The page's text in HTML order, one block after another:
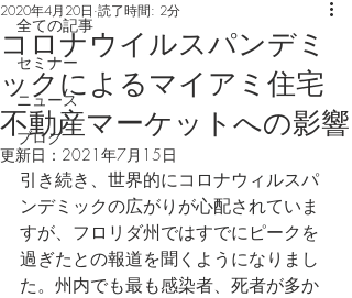
全ての記事
セミナー
ニュース
ブログ
コロナウイルスパンデミ
ックによるマイアミ住宅
不動産マーケットへの影響
2020年4月20日 読了時間: 2分
更新日： 2021年7月15日
引き続き、世界的にコロナウィルスパ
ンデミックの広がりが心配されていま
すが、フロリダ州ではすでにピークを
過ぎたとの報道を聞くようになりまし
た。州内でも最も感染者、死者が多か